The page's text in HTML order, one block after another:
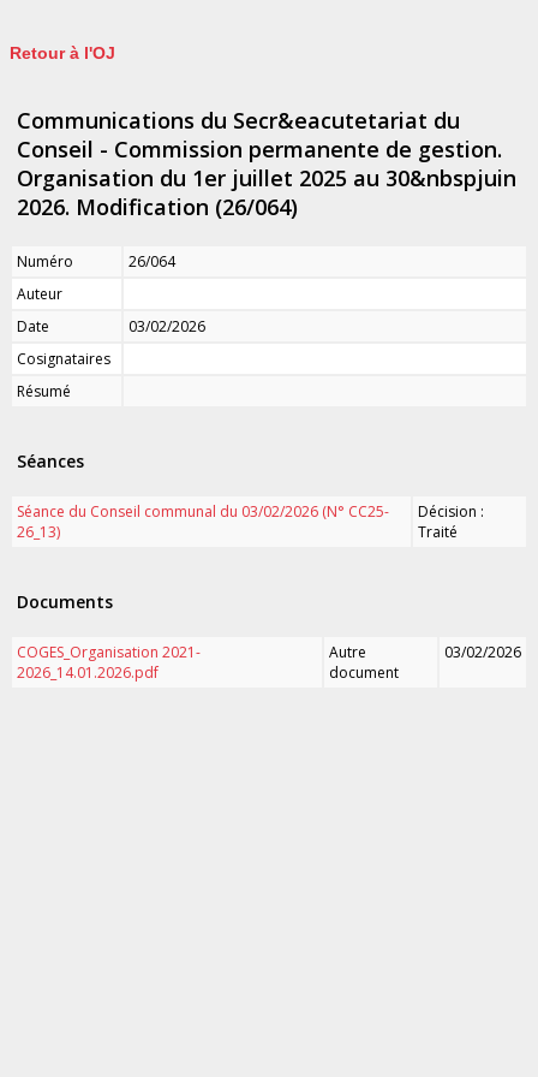
Retour à l'OJ
Communications du Secr&eacutetariat du
Conseil - Commission permanente de gestion.
Organisation du 1er juillet 2025 au 30&nbspjuin
2026. Modification (26/064)
Numéro
26/064
Auteur
Date
03/02/2026
Cosignataires
Résumé
Séances
Séance du Conseil communal du 03/02/2026 (N° CC25-
26_13)
Décision :
Traité
Documents
COGES_Organisation 2021-
2026_14.01.2026.pdf
Autre
document
03/02/2026